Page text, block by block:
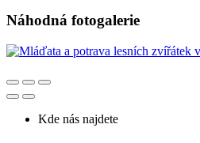
Náhodná fotogalerie
Kde nás najdete